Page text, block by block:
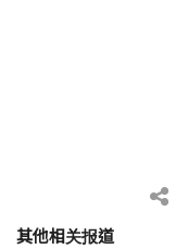
其他相关报道